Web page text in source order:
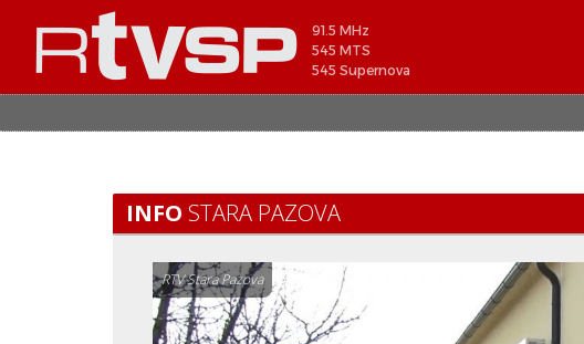
91.5 MHz
545 MTS
545 Supernova
INFO STARA PAZOVA
RTV Stara Pazova